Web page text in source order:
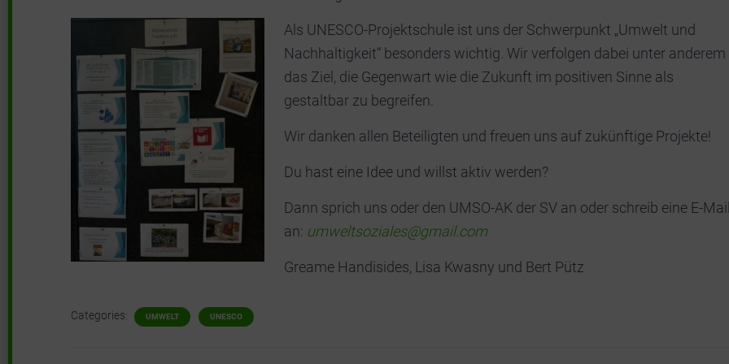
Als UNESCO-Projektschule ist uns der Schwerpunkt „Umwelt und
Nachhaltigkeit“ besonders wichtig. Wir verfolgen dabei unter anderem
das Ziel, die Gegenwart wie die Zukunft im positiven Sinne als
gestaltbar zu begreifen.
Wir danken allen Beteiligten und freuen uns auf zukünftige Projekte!
Du hast eine Idee und willst aktiv werden?
Dann sprich uns oder den UMSO-AK der SV an oder schreib eine E-
an: umweltsoziales@gmail.com
Greame Handisides, Lisa Kwasny und Bert Pütz
Categories: UMWELT UNESCO